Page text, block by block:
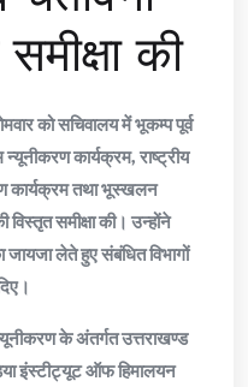
की
को सचिवालय में भूकम्प पूर्व
न्यूनीकरण कार्यक्रम, राष्ट्रीय
कार्यक्रम तथा भूस्खलन
समीक्षा की। उन्होंने
जायजा लेते हुए संबंधित विभागों
के अंतर्गत उत्तराखण्ड
इंस्टीट्यूट ऑफ हिमालयन